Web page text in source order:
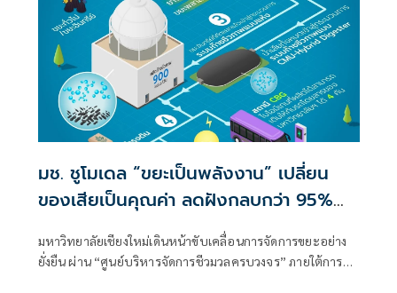
มช. ชูโมเดล “ขยะเป็นพลังงาน” เปลี่ยน
ของเสียเป็นคุณค่า ลดฝังกลบกว่า 95%
มุ่งสู่มหาวิทยาลัยปลอดคาร์บอน
มหาวิทยาลัยเชียงใหม่เดินหน้าขับเคลื่อนการจัดการขยะอย่าง
ยั่งยืน ผ่าน “ศูนย์บริหารจัดการชีวมวลครบวงจร” ภายใต้การ